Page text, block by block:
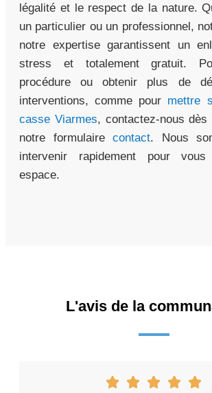
légalité et le respect de la nature.
un particulier ou un professionnel,
notre expertise garantissent un
stress et totalement gratuit.
procédure ou obtenir plus de
interventions, comme pour mettre
casse Viarmes, contactez-nous dès
notre formulaire contact. Nous
intervenir rapidement pour
espace.
L'avis de la